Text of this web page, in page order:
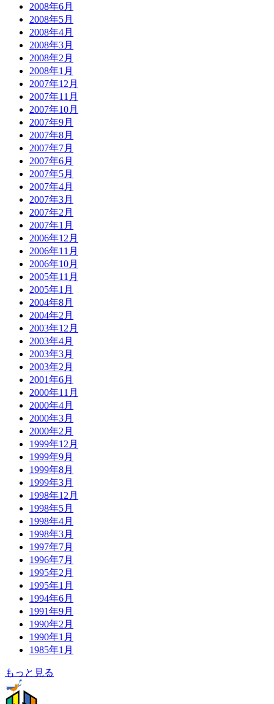
2008年6月
2008年5月
2008年4月
2008年3月
2008年2月
2008年1月
2007年12月
2007年11月
2007年10月
2007年9月
2007年8月
2007年7月
2007年6月
2007年5月
2007年4月
2007年3月
2007年2月
2007年1月
2006年12月
2006年11月
2006年10月
2005年11月
2005年1月
2004年8月
2004年2月
2003年12月
2003年4月
2003年3月
2003年2月
2001年6月
2000年11月
2000年4月
2000年3月
2000年2月
1999年12月
1999年9月
1999年8月
1999年3月
1998年12月
1998年5月
1998年4月
1998年3月
1997年7月
1996年7月
1995年2月
1995年1月
1994年6月
1991年9月
1990年2月
1990年1月
1985年1月
もっと見る